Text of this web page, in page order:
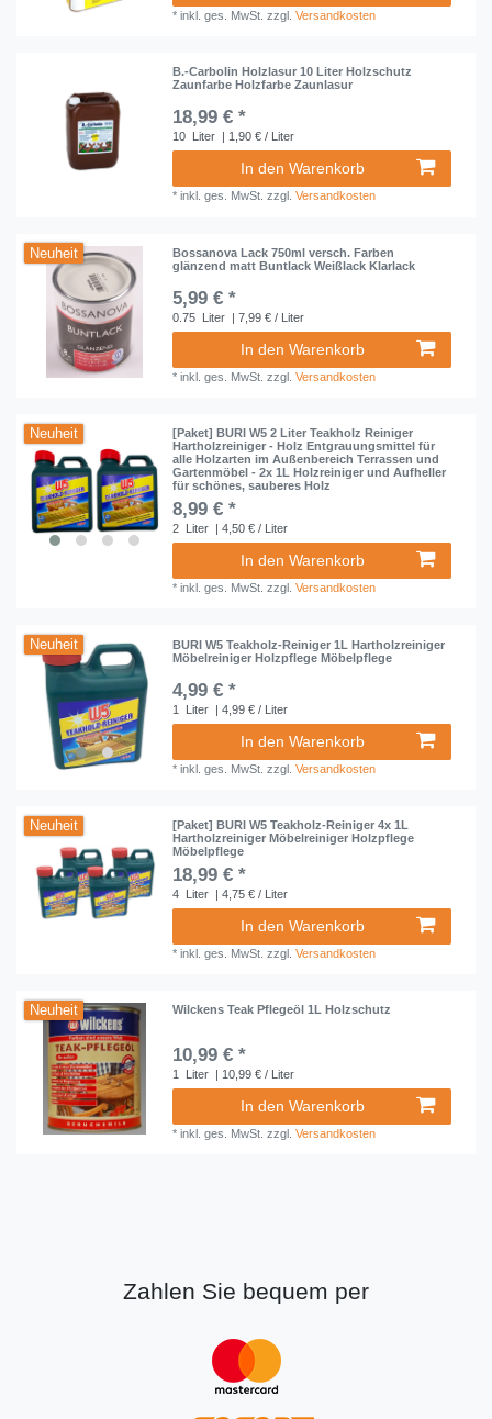
*inkl. ges. MwSt. zzgl.Versandkosten
B.-Carbolin Holzlasur 10 Liter Holzschutz
Zaunfarbe Holzfarbe Zaunlasur
18,99 € *
10 Liter | 1,90 € / Liter
In den Warenkorb
*inkl. ges. MwSt. zzgl.Versandkosten
Neuheit
Bossanova Lack 750ml versch. Farben
glänzend matt Buntlack Weißlack Klarlack
5,99 € *
0.75 Liter | 7,99 € / Liter
In den Warenkorb
*inkl. ges. MwSt. zzgl.Versandkosten
Neuheit
[Paket] BURI W5 2 Liter Teakholz Reiniger
Hartholzreiniger - Holz Entgrauungsmittel für
alle Holzarten im Außenbereich Terrassen und
Gartenmöbel - 2x 1L Holzreiniger und Aufheller
für schönes, sauberes Holz
8,99 € *
2 Liter | 4,50 € / Liter
In den Warenkorb
*inkl. ges. MwSt. zzgl.Versandkosten
Neuheit
BURI W5 Teakholz-Reiniger 1L Hartholzreiniger
Möbelreiniger Holzpflege Möbelpflege
4,99 € *
1 Liter | 4,99 € / Liter
In den Warenkorb
*inkl. ges. MwSt. zzgl.Versandkosten
Neuheit
[Paket] BURI W5 Teakholz-Reiniger 4x 1L
Hartholzreiniger Möbelreiniger Holzpflege
Möbelpflege
18,99 € *
4 Liter | 4,75 € / Liter
In den Warenkorb
*inkl. ges. MwSt. zzgl.Versandkosten
Neuheit Wilckens Teak Pflegeöl 1L Holzschutz
10,99 € *
1 Liter | 10,99 € / Liter
In den Warenkorb
*inkl. ges. MwSt. zzgl.Versandkosten
Zahlen Sie bequem per